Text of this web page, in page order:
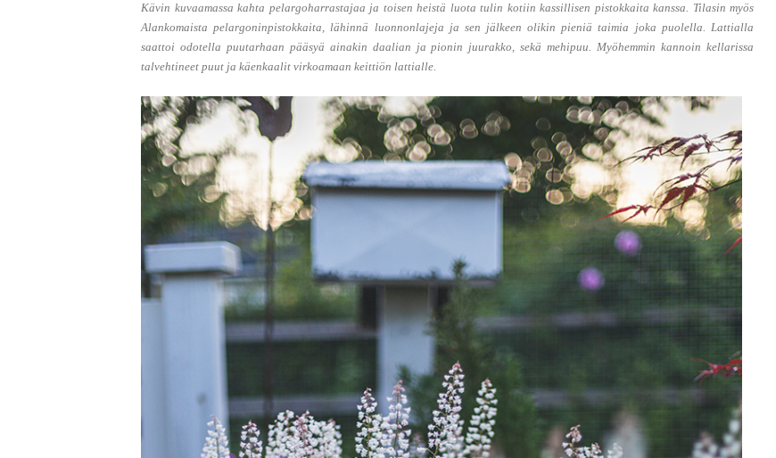
Kävin kuvaamassa kahta pelargoharrastajaa ja toisen heistä luota tulin kotiin kassillisen pistokkaita kanssa. Tilasin myös
Alankomaista pelargoninpistokkaita, lähinnä luonnonlajeja ja sen jälkeen olikin pieniä taimia joka puolella. Lattialla
saattoi odotella puutarhaan pääsyä ainakin daalian ja pionin juurakko, sekä mehipuu. Myöhemmin kannoin kellarissa
talvehtineet puut ja käenkaalit virkoamaan keittiön lattialle.